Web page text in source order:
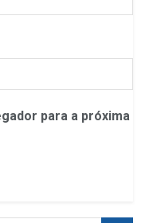
para a próxima